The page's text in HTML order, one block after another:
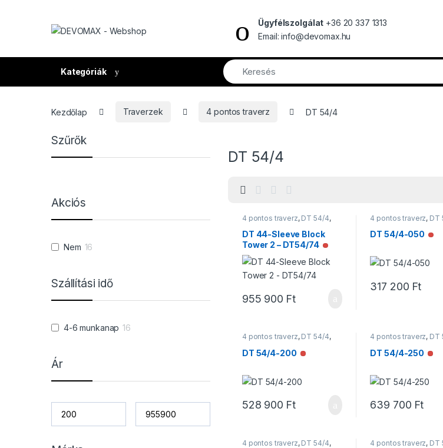
Ügyfélszolgálat +36 20 337 1313
Email: info@devomax.hu
Kategóriák
Kezdőlap Traverzek 4 pontos traverz DT 54/4
DT 54/4
4 pontos traverz, DT 54/4,
DT 44-Sleeve Block
Tower 2 – DT54/74 Nincs raktáron
955 900 Ft
4 pontos traverz, DT
DT 54/4-050
317 200 Ft
4 pontos traverz, DT 54/4,
Traverzek
DT 54/4-200 Nincs raktáron
528 900 Ft
4 pontos traverz, DT
Traverzek
DT 54/4-250
639 700 Ft
4 pontos traverz, DT 54/4,
4 pontos traverz, DT
Szűrők
Akciós
Nem 16
Szállítási idő
4-6 munkanap 16
Ár